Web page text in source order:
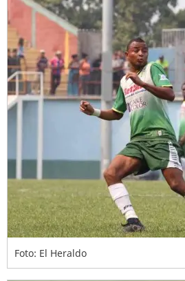
Foto: El Heraldo